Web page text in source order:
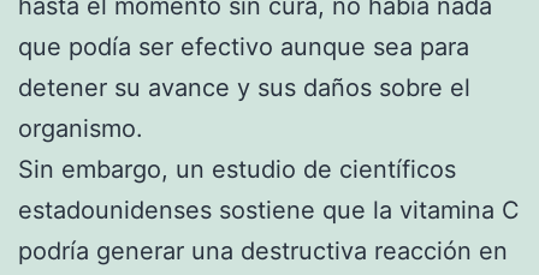
que podía ser efectivo aunque sea para
detener su avance y sus daños sobre el
organismo.
Sin embargo, un estudio de científicos
estadounidenses sostiene que la vitamina C
podría generar una destructiva reacción en